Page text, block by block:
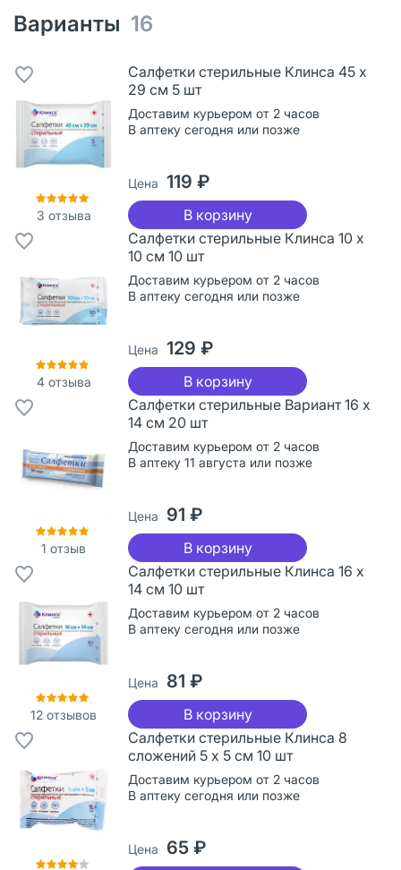
Варианты 16
3 отзыва
Салфетки стерильные Клинса 45 х
29 см 5 шт
Доставим курьером от 2 часов
В аптеку сегодня или позже
Цена 119 ₽
В корзину
4отзыва
Салфетки стерильные Клинса 10 х
10 см 10 шт
Доставим курьером от 2 часов
В аптеку сегодня или позже
Цена 129 ₽
В корзину
1 отзыв
Салфетки стерильные Вариант 16 х
14 см 20 шт
Доставим курьером от 2 часов
В аптеку 11 августа или позже
Цена 91 ₽
В корзину
12 отзывов
Салфетки стерильные Клинса 16 х
14 см 10 шт
Доставим курьером от 2 часов
В аптеку сегодня или позже
Цена 81 ₽
В корзину
Салфетки стерильные Клинса 8
сложений 5 х 5 см 10 шт
Доставим курьером от 2 часов
В аптеку сегодня или позже
Цена 65 ₽